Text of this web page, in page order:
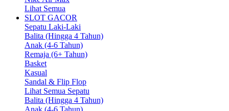
Lihat Semua
SLOT GACOR
Sepatu Laki-Laki
Balita (Hingga 4 Tahun)
Anak (4-6 Tahun)
Remaja (6+ Tahun)
Basket
Kasual
Sandal & Flip Flop
Lihat Semua Sepatu
Balita (Hingga 4 Tahun)
Anak (4-6 Tahun)